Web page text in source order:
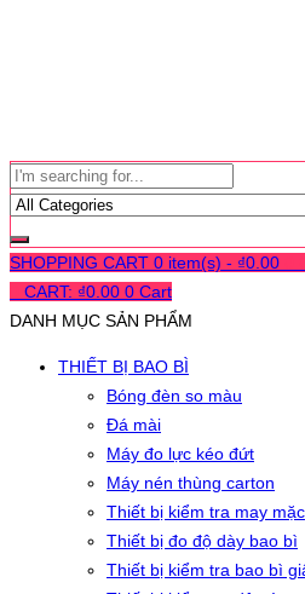
SHOPPING CART 0 item(s) - ₫0.00
CART: ₫0.00 0 Cart
DANH MỤC SẢN PHẨM
THIẾT BỊ BAO BÌ
Bóng đèn so màu
Đá mài
Máy đo lực kéo đứt
Máy nén thùng carton
Thiết bị kiểm tra may mặc
Thiết bị đo độ dày bao bì
Thiết bị kiểm tra bao bì